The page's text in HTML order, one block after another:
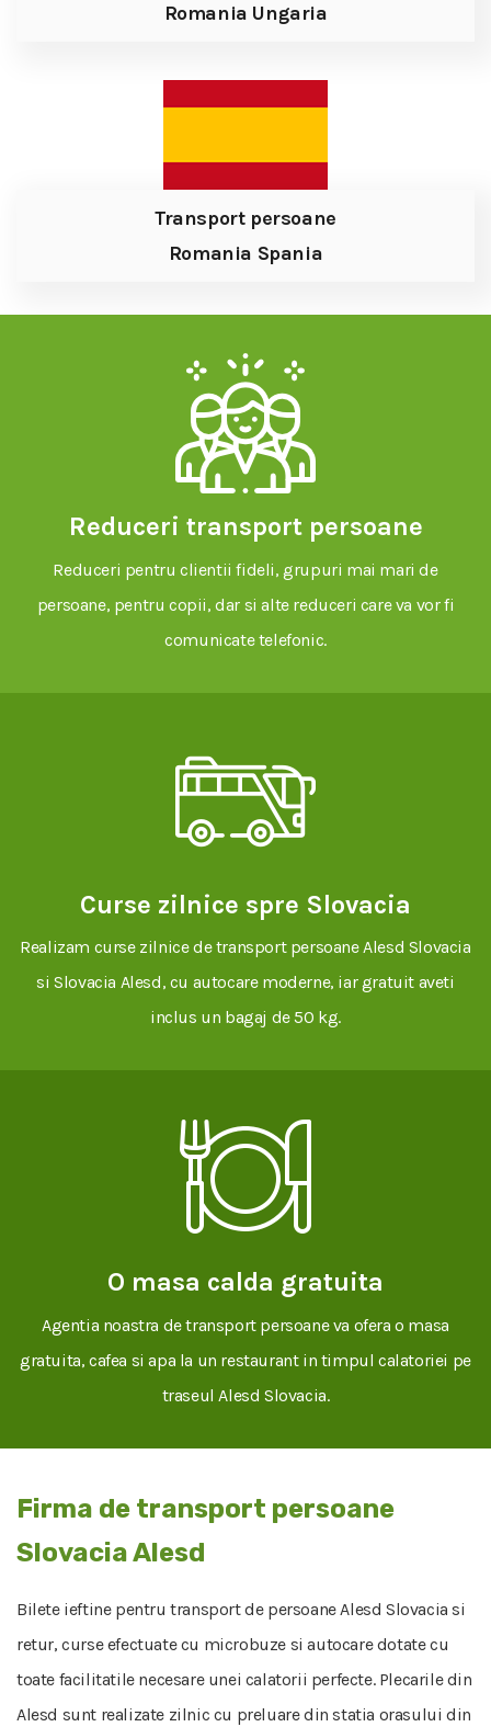
Romania Ungaria
Transport persoane
Romania Spania
Reduceri transport persoane
Reduceri pentru clientii fideli, grupuri mai mari de
persoane, pentru copii, dar si alte reduceri care va vor fi
comunicate telefonic.
Curse zilnice spre Slovacia
Realizam curse zilnice de transport persoane Alesd Slovacia
si Slovacia Alesd, cu autocare moderne, iar gratuit aveti
inclus un bagaj de 50 kg.
O masa calda gratuita
Agentia noastra de transport persoane va ofera o masa
gratuita, cafea si apa la un restaurant in timpul calatoriei pe
traseul Alesd Slovacia.
Firma de transport persoane
Slovacia Alesd
Bilete ieftine pentru transport de persoane Alesd Slovacia si
retur, curse efectuate cu microbuze si autocare dotate cu
toate facilitatile necesare unei calatorii perfecte. Plecarile din
Alesd sunt realizate zilnic cu preluare din statia orasului din